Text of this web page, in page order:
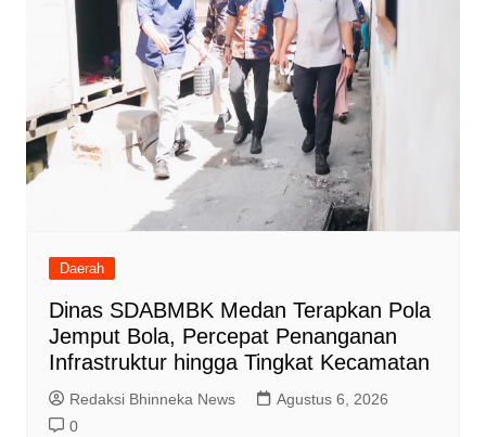
Daerah
Dinas SDABMBK Medan Terapkan Pola
Jemput Bola, Percepat Penanganan
Infrastruktur hingga Tingkat Kecamatan
Redaksi Bhinneka News
Agustus 6, 2026
0